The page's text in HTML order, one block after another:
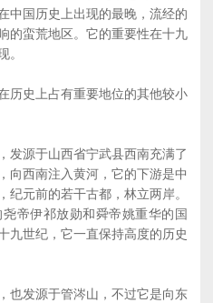
中国历史上出现的最晚，流经的
的蛮荒地区。它的重要性在十九
。
史上占有重要地位的其他较小
源于山西省宁武县西南充满了
向西南注入黄河，它的下游是中
纪元前的若干古都，林立两岸。
帝伊祁放勋和舜帝姚重华的国
九世纪，它一直保持高度的历史
发源于管涔山，不过它是向东